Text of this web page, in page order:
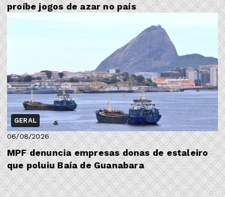
proíbe jogos de azar no país
GERAL
06/08/2026
MPF denuncia empresas donas de estaleiro
que poluiu Baía de Guanabara